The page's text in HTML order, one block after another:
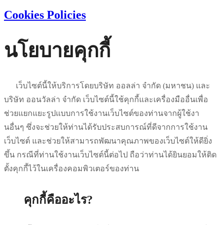
Cookies Policies
นโยบายคุกกี้
เว็บไซต์นี้ให้บริการโดยบริษัท ออลล่า จำกัด (มหาชน) และ
บริษัท ออนวัลล่า จำกัด เว็บไซต์นี้ใช้คุกกี้และเครื่องมืออื่นเพื่อ
ช่วยแยกแยะรูปแบบการใช้งานเว็บไซต์ของท่านจากผู้ใช้งา
นอื่นๆ ซึ่งจะช่วยให้ท่านได้รับประสบการณ์ที่ดีจากการใช้งาน
เว็บไซต์ และช่วยให้สามารถพัฒนาคุณภาพของเว็บไซต์ให้ดียิ่ง
ขึ้น กรณีที่ท่านใช้งานเว็บไซต์นี้ต่อไป ถือว่าท่านได้ยินยอมให้ติด
ตั้งคุกกี้ไว้ในเครื่องคอมพิวเตอร์ของท่าน
คุกกี้คืออะไร?